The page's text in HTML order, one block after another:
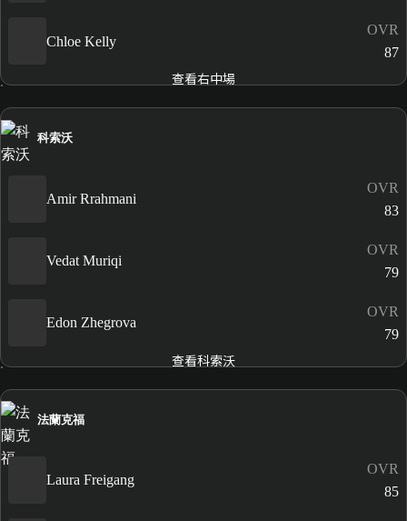
Chloe Kelly
OVR
87
查看右中場
科索沃
Amir Rrahmani
OVR
83
Vedat Muriqi
OVR
79
Edon Zhegrova
OVR
79
查看科索沃
法蘭克福
Laura Freigang
OVR
85